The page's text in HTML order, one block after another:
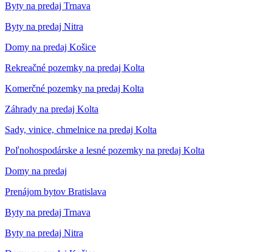
Byty na predaj Trnava
Byty na predaj Nitra
Domy na predaj Košice
Rekreačné pozemky na predaj Kolta
Komerčné pozemky na predaj Kolta
Záhrady na predaj Kolta
Sady, vinice, chmelnice na predaj Kolta
Poľnohospodárske a lesné pozemky na predaj Kolta
Domy na predaj
Prenájom bytov Bratislava
Byty na predaj Trnava
Byty na predaj Nitra